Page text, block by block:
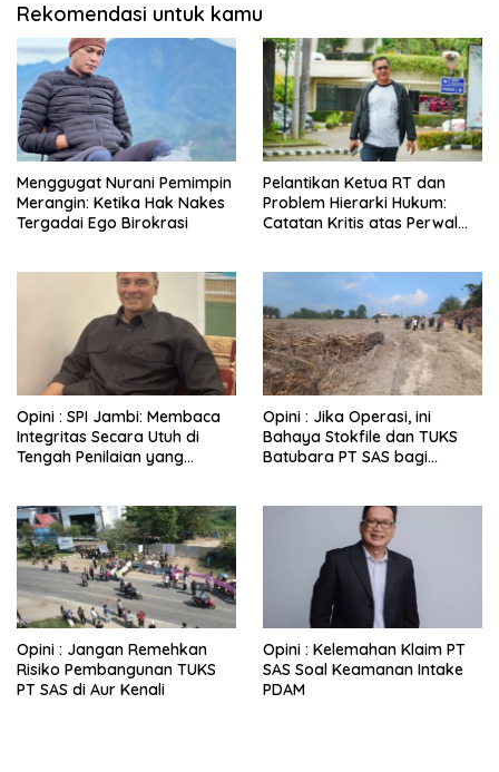
Rekomendasi untuk kamu
Menggugat Nurani Pemimpin
Merangin: Ketika Hak Nakes
Tergadai Ego Birokrasi
Pelantikan Ketua RT dan
Problem Hierarki Hukum:
Catatan Kritis atas Perwal
Opini : SPI Jambi: Membaca
Integritas Secara Utuh di
Tengah Penilaian yang
Opini : Jika Operasi, ini
Bahaya Stokfile dan TUKS
Batubara PT SAS bagi
Opini : Jangan Remehkan
Risiko Pembangunan TUKS
PT SAS di Aur Kenali
Opini : Kelemahan Klaim PT
SAS Soal Keamanan Intake
PDAM